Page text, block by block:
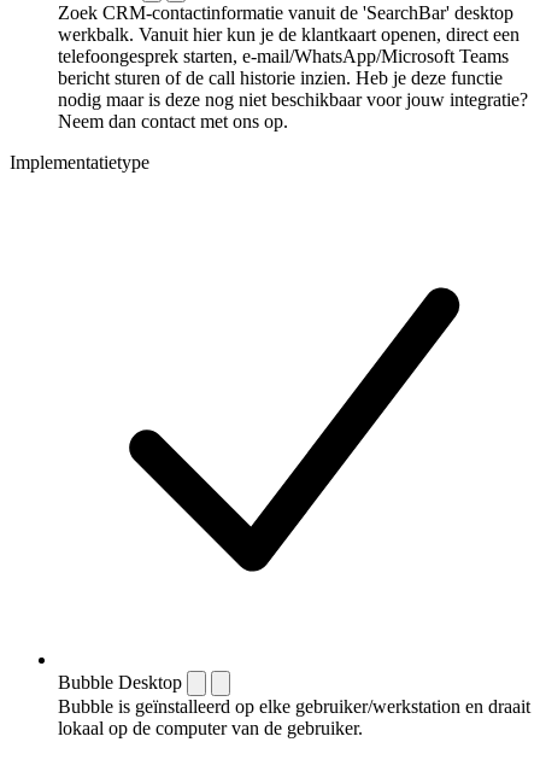
Zoek CRM-contactinformatie vanuit de 'SearchBar' desktop
werkbalk. Vanuit hier kun je de klantkaart openen, direct een
telefoongesprek starten, e-mail/WhatsApp/Microsoft Teams
bericht sturen of de call historie inzien. Heb je deze functie
nodig maar is deze nog niet beschikbaar voor jouw integratie?
Neem dan contact met ons op.
Implementatietype
Bubble Desktop
Bubble is geïnstalleerd op elke gebruiker/werkstation en draait
lokaal op de computer van de gebruiker.